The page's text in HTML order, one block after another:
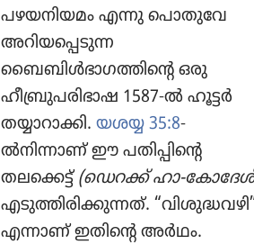
പഴയനിയമം എന്നു പൊതുവേ
അറിയപ്പെടുന്ന
ബൈബിൾഭാഗത്തിന്റെ ഒരു
ഹീബ്രുപരിഭാഷ 1587-ൽ ഹൂട്ടർ
തയ്യാറാക്കി. യശയ്യ 35:8-
ൽനിന്നാണ്‌ ഈ പതിപ്പിന്റെ
തലക്കെട്ട്‌(ഡെറക്ക്‌ ഹാ-
എടുത്തിരിക്കുന്നത്‌.
എന്നാണ്‌ ഇതിന്റെ അർഥം.